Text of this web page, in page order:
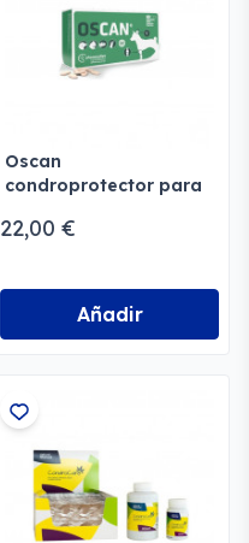
Oscan
condroprotector para
22,00 €
Añadir